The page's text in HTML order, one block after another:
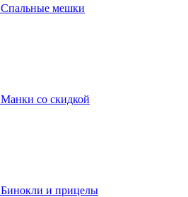
Спальные мешки
Манки со скидкой
Бинокли и прицелы